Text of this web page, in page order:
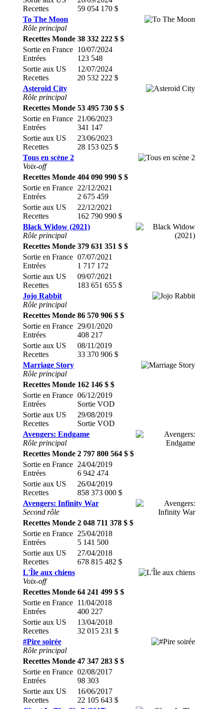
Recettes
59 054 170 $
To The Moon
Rôle principal
Recettes Monde 38 332 222 $ $
Sortie en France
Entrées
10/07/2024
123 548
Sortie aux US
Recettes
12/07/2024
20 532 222 $
Asteroid City
Rôle principal
Recettes Monde 53 495 730 $ $
Sortie en France
Entrées
21/06/2023
341 147
Sortie aux US
Recettes
23/06/2023
28 153 025 $
Tous en scène 2
Voix-off
Recettes Monde 404 090 990 $ $
Sortie en France
Entrées
22/12/2021
2 675 459
Sortie aux US
Recettes
22/12/2021
162 790 990 $
Black Widow (2021)
Rôle principal
Recettes Monde 379 631 351 $ $
Sortie en France
Entrées
07/07/2021
1 717 172
Sortie aux US
Recettes
09/07/2021
183 651 655 $
Jojo Rabbit
Rôle principal
Recettes Monde 86 570 906 $ $
Sortie en France
Entrées
29/01/2020
408 217
Sortie aux US
Recettes
08/11/2019
33 370 906 $
Marriage Story
Rôle principal
Recettes Monde 162 146 $ $
Sortie en France
Entrées
06/12/2019
Sortie VOD
Sortie aux US
Recettes
29/08/2019
Sortie VOD
Avengers: Endgame
Rôle principal
Recettes Monde 2 797 800 564 $ $
Sortie en France
Entrées
24/04/2019
6 942 474
Sortie aux US
Recettes
26/04/2019
858 373 000 $
Avengers: Infinity War
Second rôle
Recettes Monde 2 048 711 378 $ $
Sortie en France
Entrées
25/04/2018
5 141 500
Sortie aux US
Recettes
27/04/2018
678 815 482 $
L'Île aux chiens
Voix-off
Recettes Monde 64 241 499 $ $
Sortie en France
Entrées
11/04/2018
400 227
Sortie aux US
Recettes
13/04/2018
32 015 231 $
#Pire soirée
Rôle principal
Recettes Monde 47 347 283 $ $
Sortie en France
Entrées
02/08/2017
98 303
Sortie aux US
Recettes
16/06/2017
22 105 643 $